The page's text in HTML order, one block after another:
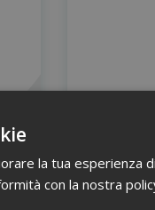
la tua esperienza
con la nostra